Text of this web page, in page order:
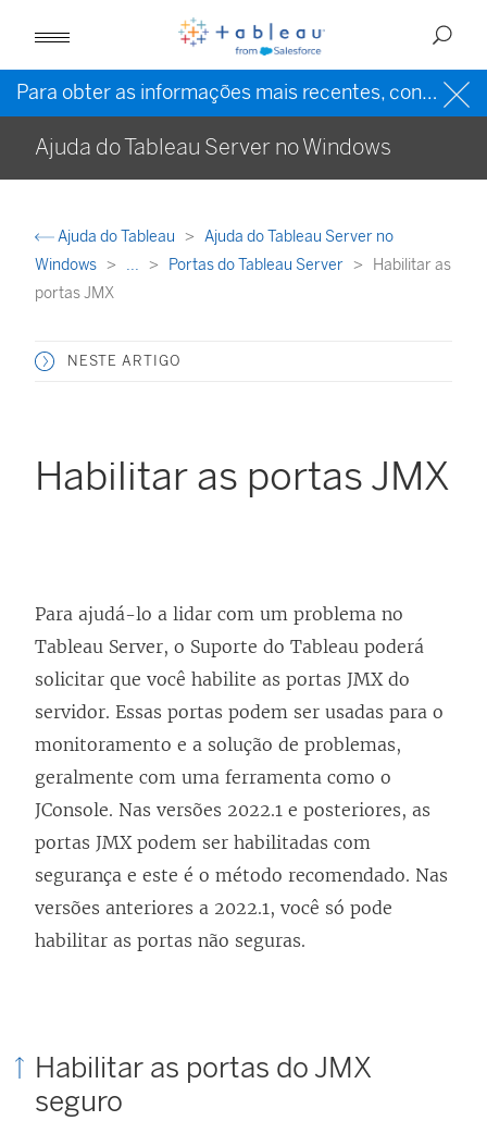
Para obter as informações mais recentes, consulte a
Ajuda do Tableau Server no Windows
Ajuda do Tableau
Ajuda do Tableau Server no
Windows
... Portas do Tableau Server
Habilitar as
portas JMX
NESTE ARTIGO
Habilitar as portas JMX
Para ajudá-lo a lidar com um problema no
Tableau Server, o Suporte do Tableau poderá
solicitar que você habilite as portas JMX do
servidor. Essas portas podem ser usadas para o
monitoramento e a solução de problemas,
geralmente com uma ferramenta como o
JConsole. Nas versões 2022.1 e posteriores, as
portas JMX podem ser habilitadas com
segurança e este é o método recomendado. Nas
versões anteriores a 2022.1, você só pode
habilitar as portas não seguras.
Habilitar as portas do JMX
seguro